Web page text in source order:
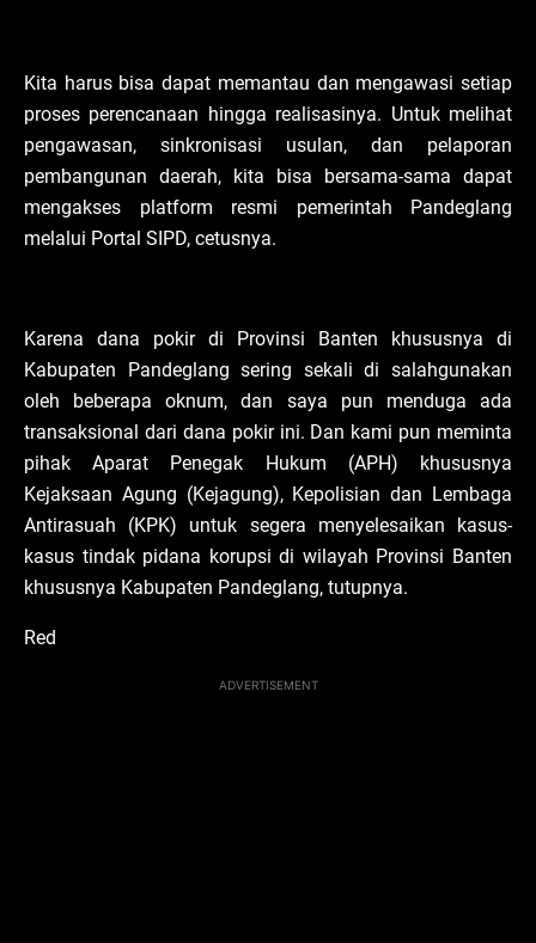
Kita harus bisa dapat memantau dan mengawasi setiap
proses perencanaan hingga realisasinya. Untuk melihat
pengawasan, sinkronisasi usulan, dan pelaporan
pembangunan daerah, kita bisa bersama-sama dapat
mengakses platform resmi pemerintah Pandeglang
melalui Portal SIPD, cetusnya.
Karena dana pokir di Provinsi Banten khususnya di
Kabupaten Pandeglang sering sekali di salahgunakan
oleh beberapa oknum, dan saya pun menduga ada
transaksional dari dana pokir ini. Dan kami pun meminta
pihak Aparat Penegak Hukum (APH) khususnya
Kejaksaan Agung (Kejagung), Kepolisian dan Lembaga
Antirasuah (KPK) untuk segera menyelesaikan kasus-
kasus tindak pidana korupsi di wilayah Provinsi Banten
khususnya Kabupaten Pandeglang, tutupnya.
Red
ADVERTISEMENT